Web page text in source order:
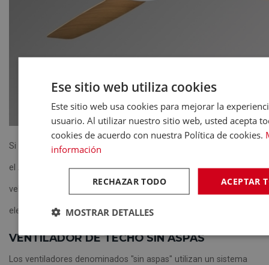
Si se necesita climatizar espacios muy amplios, modelos como
el Abrila GRADO Blanco, con 8 aspas, diámetro de 198 cm, seis
velocidades y motor DC, proporcionan un caudal de aire muy
elevado manteniendo un consumo contenido.
VENTILADOR DE TECHO SIN ASPAS
Los ventiladores denominados "sin aspas" utilizan un sistema
Ese sitio web utiliza cookies
Este sitio web usa cookies para mejorar la
usuario. Al utilizar nuestro sitio web, usted acepta
cookies de acuerdo con nuestra Política de cookies.
información
ACEPTAR
RECHAZAR TODO
MOSTRAR DETALLES